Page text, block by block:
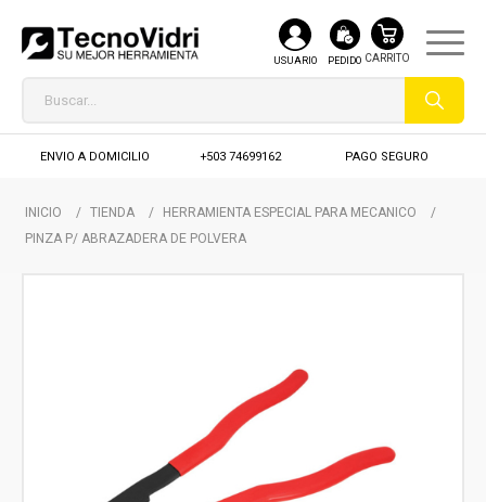
USUARIO PEDIDO
ENVIO A DOMICILIO +503 74699162 PAGO SEGURO
INICIO / TIENDA / HERRAMIENTA ESPECIAL PARA MECANICO
/
PINZA P/ ABRAZADERA DE POLVERA